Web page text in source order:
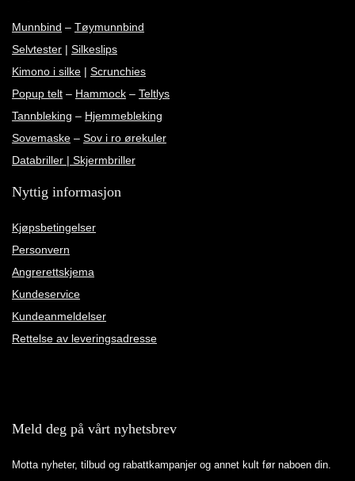
Munnbind – Tøymunnbind
Selvtester | Silkeslips
Kimono i silke | Scrunchies
Popup telt – Hammock – Teltlys
Tannbleking – Hjemmebleking
Sovemaske – Sov i ro ørekuler
Databriller | Skjermbriller
Nyttig informasjon
Kjøpsbetingelser
Personvern
Angrerettskjema
Kundeservice
Kundeanmeldelser
Rettelse av leveringsadresse
Meld deg på vårt nyhetsbrev
Motta nyheter, tilbud og rabattkampanjer og annet kult før naboen din.